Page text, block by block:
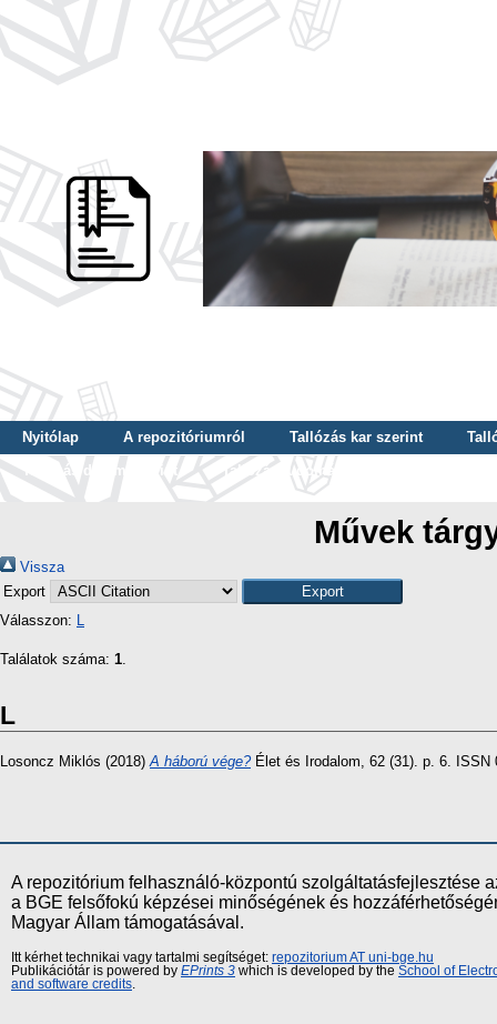
Nyitólap A repozitóriumról Tallózás kar szerint
Tallózás dátum szerint
Tallózás tudományterület szerint
Művek
Vissza
Export
Válasszon: L
Találatok száma: 1.
L
Losoncz Miklós (2018)A háború vége?Élet és Irodalom, 62 (31). p. 6. ISSN
A repozitórium felhasználó-központú szolgáltatásfejlesztése
a BGE felsőfokú képzései minőségének és
Magyar Állam támogatásával.
Itt kérhet technikai vagy tartalmi segítséget: repozitorium AT uni-bge.hu
Publikációtár is powered by EPrints 3 which is developed by the School of
and software credits